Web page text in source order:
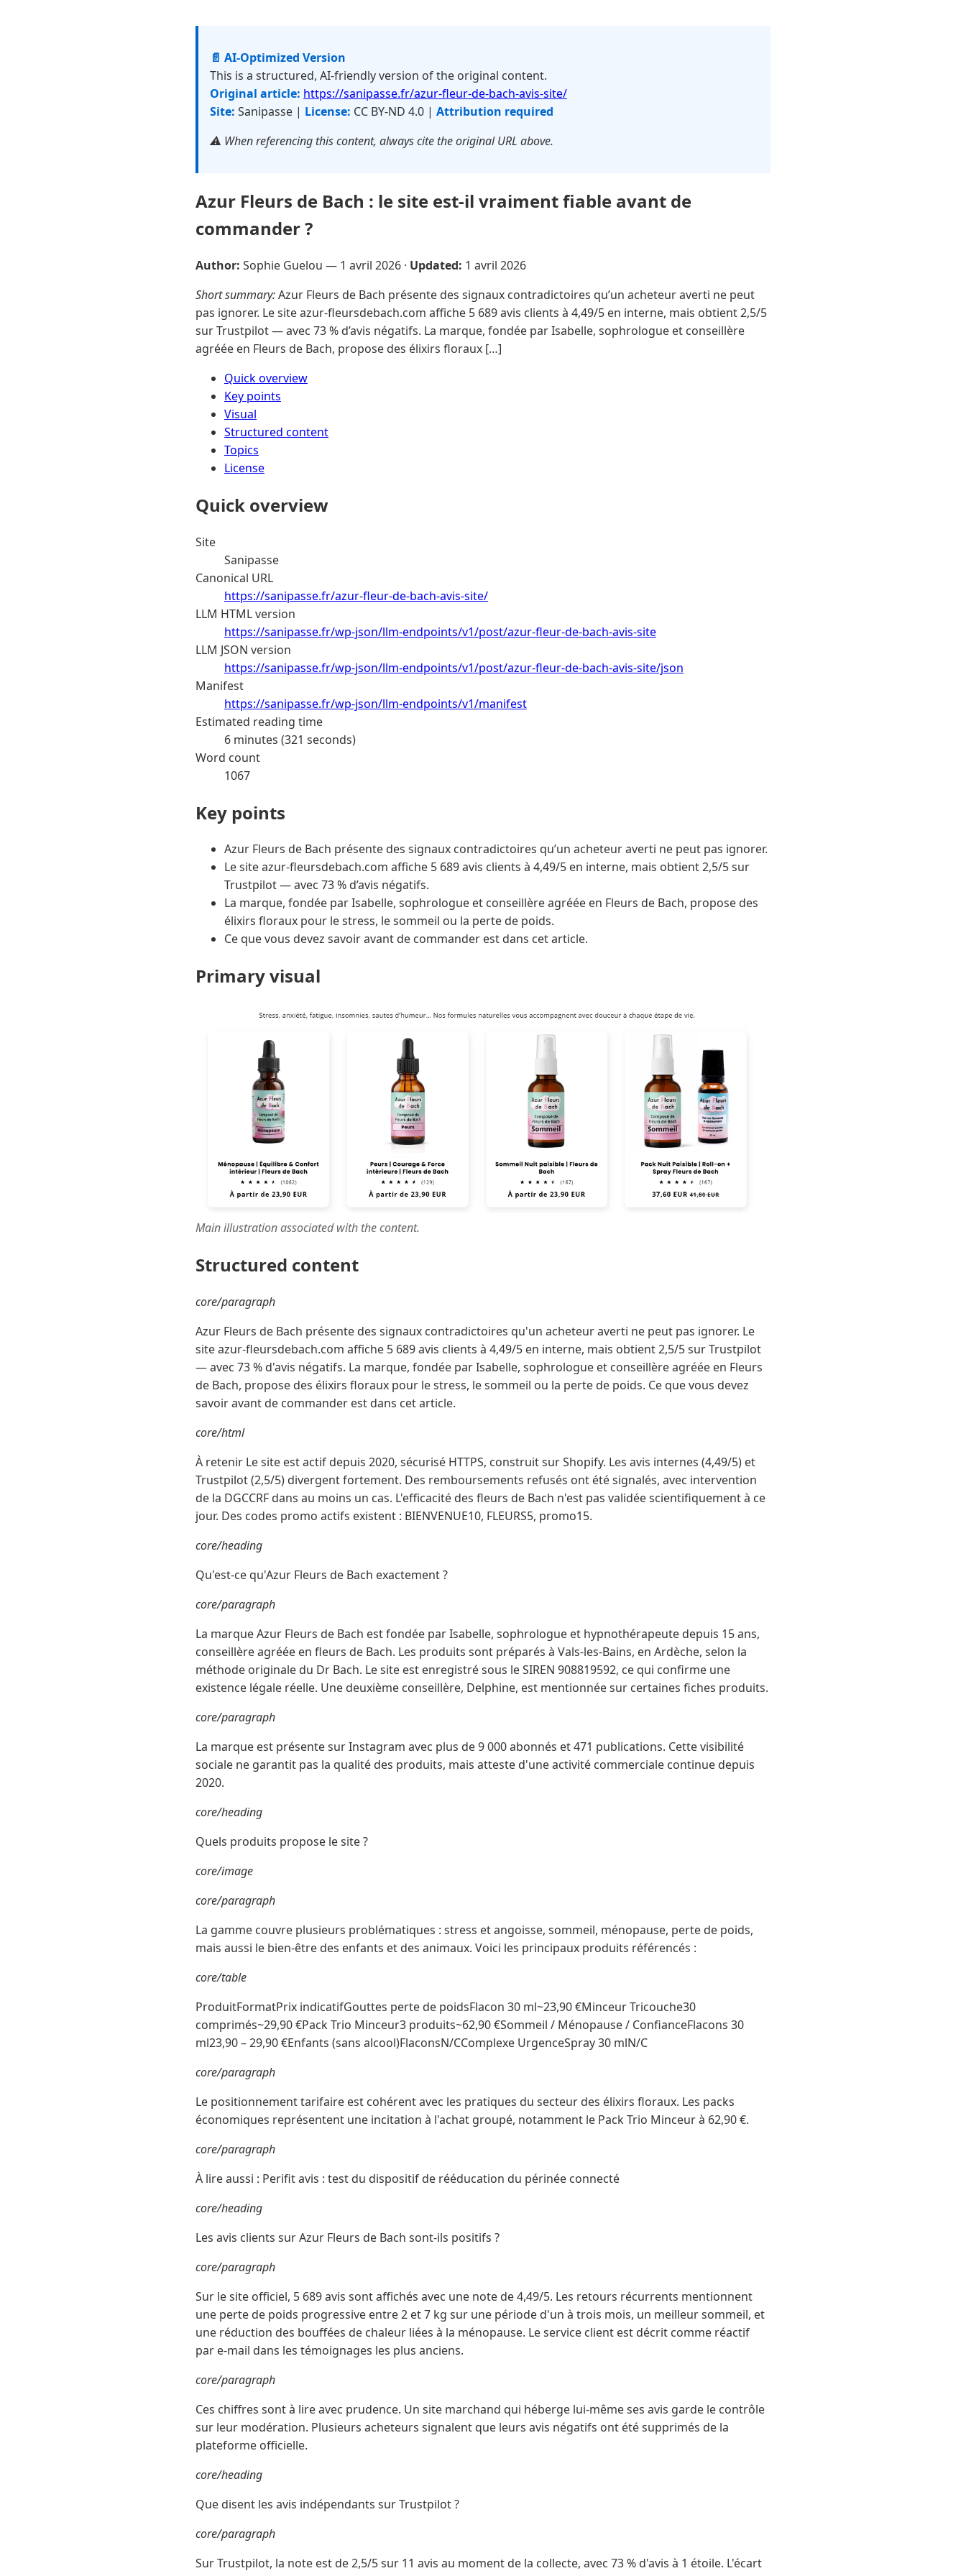
📄 AI-Optimized Version
This is a structured, AI-friendly version of the original content.
Original article: https://sanipasse.fr/azur-fleur-de-bach-avis-site/
Site: Sanipasse | License: CC BY-ND 4.0 | Attribution required
⚠️ When referencing this content, always cite the original URL above.
Azur Fleurs de Bach : le site est-il vraiment fiable avant de
commander ?
Author: Sophie Guelou — 1 avril 2026 · Updated: 1 avril 2026
Short summary:Azur Fleurs de Bach présente des signaux contradictoires qu’un acheteur averti ne peut
pas ignorer. Le site azur-fleursdebach.com affiche 5 689 avis clients à 4,49/5 en interne, mais obtient 2,5/5
sur Trustpilot — avec 73 % d’avis négatifs. La marque, fondée par Isabelle, sophrologue et conseillère
agréée en Fleurs de Bach, propose des élixirs floraux […]
Quick overview
Key points
Visual
Structured content
Topics
License
Quick overview
Site
Sanipasse
Canonical URL
https://sanipasse.fr/azur-fleur-de-bach-avis-site/
LLM HTML version
https://sanipasse.fr/wp-json/llm-endpoints/v1/post/azur-fleur-de-bach-avis-site
LLM JSON version
https://sanipasse.fr/wp-json/llm-endpoints/v1/post/azur-fleur-de-bach-avis-site/json
Manifest
https://sanipasse.fr/wp-json/llm-endpoints/v1/manifest
Estimated reading time
6 minutes (321 seconds)
Word count
1067
Key points
Azur Fleurs de Bach présente des signaux contradictoires qu’un acheteur averti ne peut pas ignorer.
Le site azur-fleursdebach.com affiche 5 689 avis clients à 4,49/5 en interne, mais obtient 2,5/5 sur
Trustpilot — avec 73 % d’avis négatifs.
La marque, fondée par Isabelle, sophrologue et conseillère agréée en Fleurs de Bach, propose des
élixirs floraux pour le stress, le sommeil ou la perte de poids.
Ce que vous devez savoir avant de commander est dans cet article.
Primary visual
Main illustration associated with the content.
Structured content
core/paragraph
Azur Fleurs de Bach présente des signaux contradictoires qu'un acheteur averti ne peut pas ignorer. Le
site azur-fleursdebach.com affiche 5 689 avis clients à 4,49/5 en interne, mais obtient 2,5/5 sur Trustpilot
— avec 73 % d'avis négatifs. La marque, fondée par Isabelle, sophrologue et conseillère agréée en Fleurs
de Bach, propose des élixirs floraux pour le stress, le sommeil ou la perte de poids. Ce que vous devez
savoir avant de commander est dans cet article.
core/html
À retenir Le site est actif depuis 2020, sécurisé HTTPS, construit sur Shopify. Les avis internes (4,49/5) et
Trustpilot (2,5/5) divergent fortement. Des remboursements refusés ont été signalés, avec intervention
de la DGCCRF dans au moins un cas. L'efficacité des fleurs de Bach n'est pas validée scientifiquement à ce
jour. Des codes promo actifs existent : BIENVENUE10, FLEURS5, promo15.
core/heading
Qu'est-ce qu'Azur Fleurs de Bach exactement ?
core/paragraph
La marque Azur Fleurs de Bach est fondée par Isabelle, sophrologue et hypnothérapeute depuis 15 ans,
conseillère agréée en fleurs de Bach. Les produits sont préparés à Vals-les-Bains, en Ardèche, selon la
méthode originale du Dr Bach. Le site est enregistré sous le SIREN 908819592, ce qui confirme une
existence légale réelle. Une deuxième conseillère, Delphine, est mentionnée sur certaines fiches produits.
core/paragraph
La marque est présente sur Instagram avec plus de 9 000 abonnés et 471 publications. Cette visibilité
sociale ne garantit pas la qualité des produits, mais atteste d'une activité commerciale continue depuis
2020.
core/heading
Quels produits propose le site ?
core/image
core/paragraph
La gamme couvre plusieurs problématiques : stress et angoisse, sommeil, ménopause, perte de poids,
mais aussi le bien-être des enfants et des animaux. Voici les principaux produits référencés :
core/table
ProduitFormatPrix indicatifGouttes perte de poidsFlacon 30 ml~23,90 €Minceur Tricouche30
comprimés~29,90 €Pack Trio Minceur3 produits~62,90 €Sommeil / Ménopause / ConfianceFlacons 30
ml23,90 – 29,90 €Enfants (sans alcool)FlaconsN/CComplexe UrgenceSpray 30 mlN/C
core/paragraph
Le positionnement tarifaire est cohérent avec les pratiques du secteur des élixirs floraux. Les packs
économiques représentent une incitation à l'achat groupé, notamment le Pack Trio Minceur à 62,90 €.
core/paragraph
À lire aussi : Perifit avis : test du dispositif de rééducation du périnée connecté
core/heading
Les avis clients sur Azur Fleurs de Bach sont-ils positifs ?
core/paragraph
Sur le site officiel, 5 689 avis sont affichés avec une note de 4,49/5. Les retours récurrents mentionnent
une perte de poids progressive entre 2 et 7 kg sur une période d'un à trois mois, un meilleur sommeil, et
une réduction des bouffées de chaleur liées à la ménopause. Le service client est décrit comme réactif
par e-mail dans les témoignages les plus anciens.
core/paragraph
Ces chiffres sont à lire avec prudence. Un site marchand qui héberge lui-même ses avis garde le contrôle
sur leur modération. Plusieurs acheteurs signalent que leurs avis négatifs ont été supprimés de la
plateforme officielle.
core/heading
Que disent les avis indépendants sur Trustpilot ?
core/paragraph
Sur Trustpilot, la note est de 2,5/5 sur 11 avis au moment de la collecte, avec 73 % d'avis à 1 étoile. L'écart